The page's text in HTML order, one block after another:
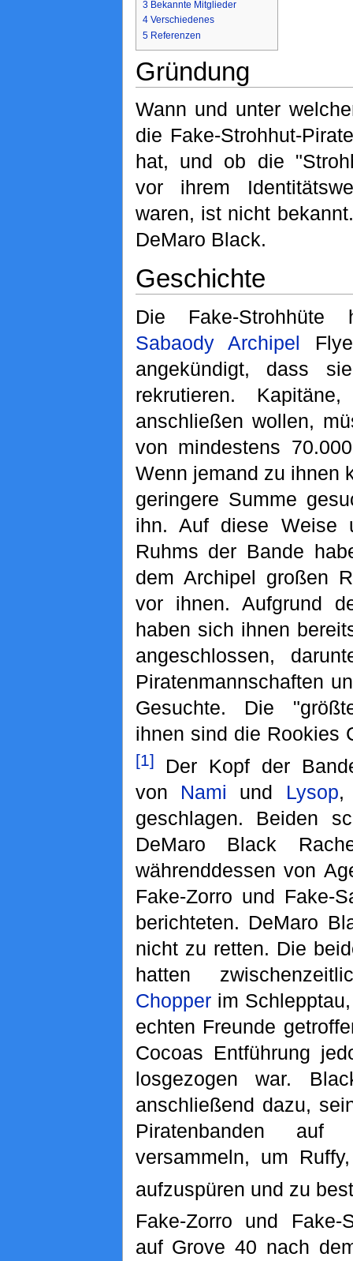
3 Bekannte Mitglieder
4 Verschiedenes
5 Referenzen
Gründung
Wann und unter
die Fake-Strohhut-
hat, und ob die
vor ihrem
waren, ist nicht
DeMaro Black.
Geschichte
Die Fake-
Sabaody Archipel
angekündigt, dass
rekrutieren.
anschließen wollen,
von mindestens
Wenn jemand zu ihnen
geringere Summe
ihn. Auf diese Weise
Ruhms der Bande
dem Archipel großen
vor ihnen. Aufgrund
haben sich ihnen
angeschlossen,
Piratenmannschaften
Gesuchte. Die
ihnen sind die Rookies
[1]
Der Kopf der
von Nami und Lysop,
geschlagen. Beiden
DeMaro Black
währenddessen von
Fake-Zorro und Fake-
berichteten. DeMaro
nicht zu retten. Die
hatten
Chopperim
echten Freunde
Cocoas Entführung
losgezogen war.
anschließend dazu,
Piratenbanden
versammeln, um
aufzuspüren und zu
Fake-Zorro und
auf Grove 40 nach